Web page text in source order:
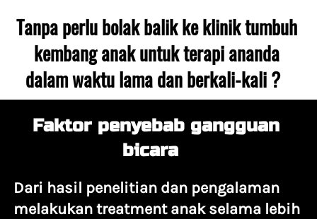
Tanpa perlu bolak balik ke klinik tumbuh
kembang anak untuk terapi ananda
dalam waktu lama dan berkali-kali ?
Faktor penyebab gangguan
bicara
Dari hasil penelitian dan pengalaman
melakukan treatment anak selama lebih